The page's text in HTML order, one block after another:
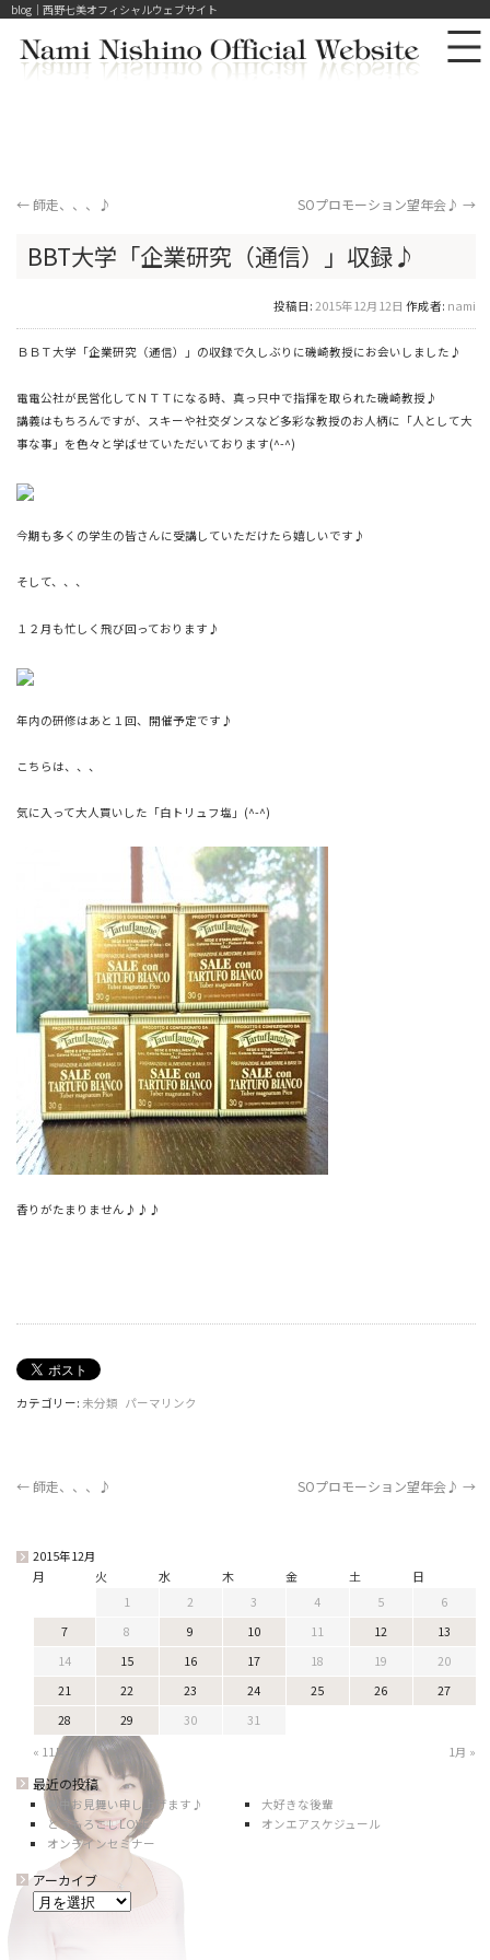
blog｜西野七美オフィシャルウェブサイト
←師走、、、♪ SOプロモーション望年会♪ →
BBT大学「企業研究（通信）」収録♪
投稿日: 2015年12月12日 作成者: nami
ＢＢＴ大学「企業研究（通信）」の収録で久しぶりに磯崎教授にお会いしました♪
電電公社が民営化してＮＴＴになる時、真っ只中で指揮を取られた磯崎教授♪
講義はもちろんですが、スキーや社交ダンスなど多彩な教授のお人柄に「人として大
事な事」を色々と学ばせていただいております(^-^)
今期も多くの学生の皆さんに受講していただけたら嬉しいです♪
そして、、、
１２月も忙しく飛び回っております♪
年内の研修はあと１回、開催予定です♪
こちらは、、、
気に入って大人買いした「白トリュフ塩」(^-^)
香りがたまりません♪♪♪
カテゴリー: 未分類 パーマリンク
←師走、、、♪ SOプロモーション望年会♪ →
2015年12月
月 火 水 木 金 土 日
1 2 3 4 5
6
7
8 9 10 11 12
13
14
15 16 17 18 19
20
21
22 23 24 25 26
27
28
29 30
31
« 11月
1月 »
最近の投稿
暑中お見舞い申し上げます♪
大好きな後輩
とうもろこしLOVE
オンエアスケジュール
オンラインセミナー
アーカイブ
ア